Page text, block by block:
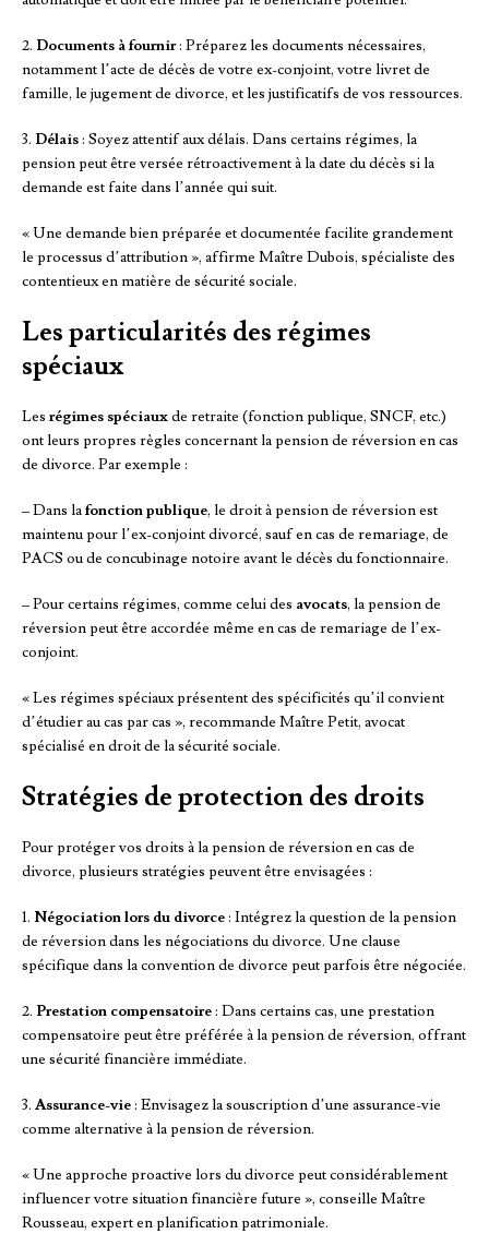
2. Documents à fournir: Préparez les documents nécessaires,
notamment l’acte de décès de votre ex-conjoint, votre livret de
famille, le jugement de divorce, et les justificatifs de vos ressources.
3. Délais: Soyez attentif aux délais. Dans certains régimes, la
pension peut être versée rétroactivement à la date du décès si la
demande est faite dans l’année qui suit.
« Une demande bien préparée et documentée facilite grandement
le processus d’attribution », affirme Maître Dubois, spécialiste des
contentieux en matière de sécurité sociale.
Les particularités des régimes
spéciaux
Les régimes spéciauxde retraite (fonction publique, SNCF, etc.)
ont leurs propres règles concernant la pension de réversion en cas
de divorce. Par exemple :
– Dans lafonction publique, le droit à pension de réversion est
maintenu pour l’ex-conjoint divorcé, sauf en cas de remariage, de
PACS ou de concubinage notoire avant le décès du fonctionnaire.
– Pour certains régimes, comme celui des avocats, la pension de
réversion peut être accordée même en cas de remariage de l’ex-
conjoint.
« Les régimes spéciaux présentent des spécificités qu’il convient
d’étudier au cas par cas », recommande Maître Petit, avocat
spécialisé en droit de la sécurité sociale.
Stratégies de protection des droits
Pour protéger vos droits à la pension de réversion en cas de
divorce, plusieurs stratégies peuvent être envisagées :
1. Négociation lors du divorce: Intégrez la question de la pension
de réversion dans les négociations du divorce. Une clause
spécifique dans la convention de divorce peut parfois être négociée.
2. Prestation compensatoire: Dans certains cas, une prestation
compensatoire peut être préférée à la pension de réversion, offrant
une sécurité financière immédiate.
3. Assurance-vie: Envisagez la souscription d’une assurance-vie
comme alternative à la pension de réversion.
« Une approche proactive lors du divorce peut considérablement
influencer votre situation financière future », conseille Maître
Rousseau, expert en planification patrimoniale.